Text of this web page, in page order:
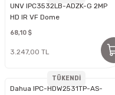
UNV IPC3532LB-ADZK-G 2MP
HD IR VF Dome
68,10 $
3.247,00 TL
TÜKENDİ
Dahua IPC-HDW2531TP-AS-